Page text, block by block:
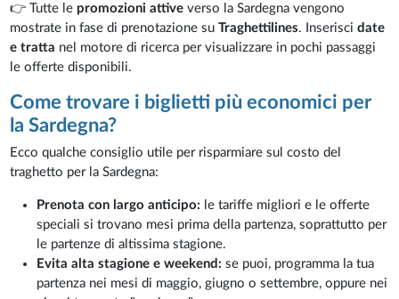
👉 Tutte le promozioni attive verso la Sardegna vengono
mostrate in fase di prenotazione suTraghettilines. Inseriscidate
e tratta nel motore di ricerca per visualizzare in pochi passaggi
le offerte disponibili.
Come trovare i biglietti più economici per
la Sardegna?
Ecco qualche consiglio utile per risparmiare sul costo del
traghetto per la Sardegna:
Prenota con largo anticipo: le tariffe migliori e le offerte
speciali si trovano mesi prima della partenza, soprattutto per
le partenze di altissima stagione.
Evita alta stagione e weekend: se puoi, programma la tua
partenza nei mesi di maggio, giugno o settembre, oppure nei